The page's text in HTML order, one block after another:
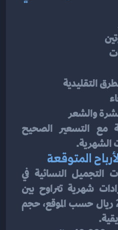
التقليدية
والشعر
الشهرية.
المتوقعة